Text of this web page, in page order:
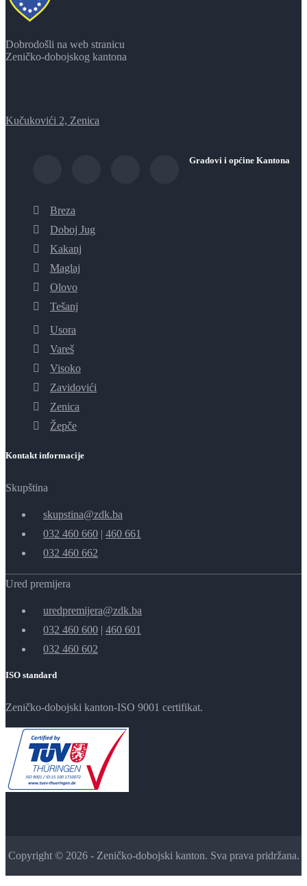
Dobrodošli na web stranicu
Zeničko-dobojskog kantona
Kučukovići 2, Zenica
Gradovi i općine Kantona
Breza
Doboj Jug
Kakanj
Maglaj
Olovo
Tešanj
Usora
Vareš
Visoko
Zavidovići
Zenica
Žepče
Kontakt informacije
Skupština
skupstina@zdk.ba
032 460 660 | 460 661
032 460 662
Ured premijera
uredpremijera@zdk.ba
032 460 600 | 460 601
032 460 602
ISO standard
Zeničko-dobojski kanton-ISO 9001 certifikat.
Copyright © 2026 - Zeničko-dobojski kanton. Sva prava pridržana.